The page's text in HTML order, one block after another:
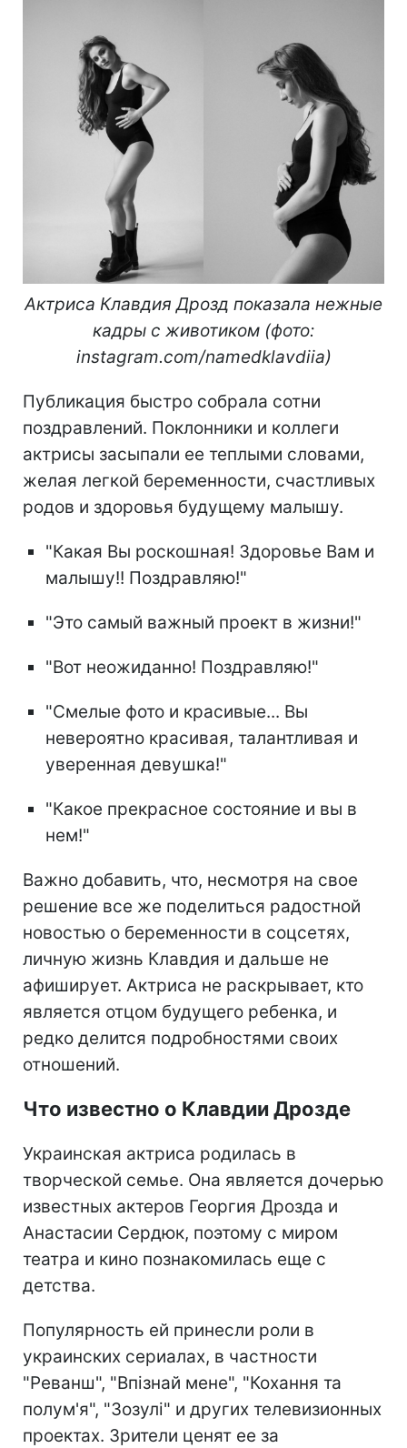
Актриса Клавдия Дрозд показала нежные
кадры с животиком (фото:
instagram.com/namedklavdiia)
Публикация быстро собрала сотни
поздравлений. Поклонники и коллеги
актрисы засыпали ее теплыми словами,
желая легкой беременности, счастливых
родов и здоровья будущему малышу.
"Какая Вы роскошная! Здоровье Вам и
малышу!! Поздравляю!"
"Это самый важный проект в жизни!"
"Вот неожиданно! Поздравляю!"
"Смелые фото и красивые... Вы
невероятно красивая, талантливая и
уверенная девушка!"
"Какое прекрасное состояние и вы в
нем!"
Важно добавить, что, несмотря на свое
решение все же поделиться радостной
новостью о беременности в соцсетях,
личную жизнь Клавдия и дальше не
афиширует. Актриса не раскрывает, кто
является отцом будущего ребенка, и
редко делится подробностями своих
отношений.
Что известно о Клавдии Дрозде
Украинская актриса родилась в
творческой семье. Она является дочерью
известных актеров Георгия Дрозда и
Анастасии Сердюк, поэтому с миром
театра и кино познакомилась еще с
детства.
Популярность ей принесли роли в
украинских сериалах, в частности
"Реванш", "Впізнай мене", "Кохання та
полум'я", "Зозулі" и других телевизионных
проектах. Зрители ценят ее за